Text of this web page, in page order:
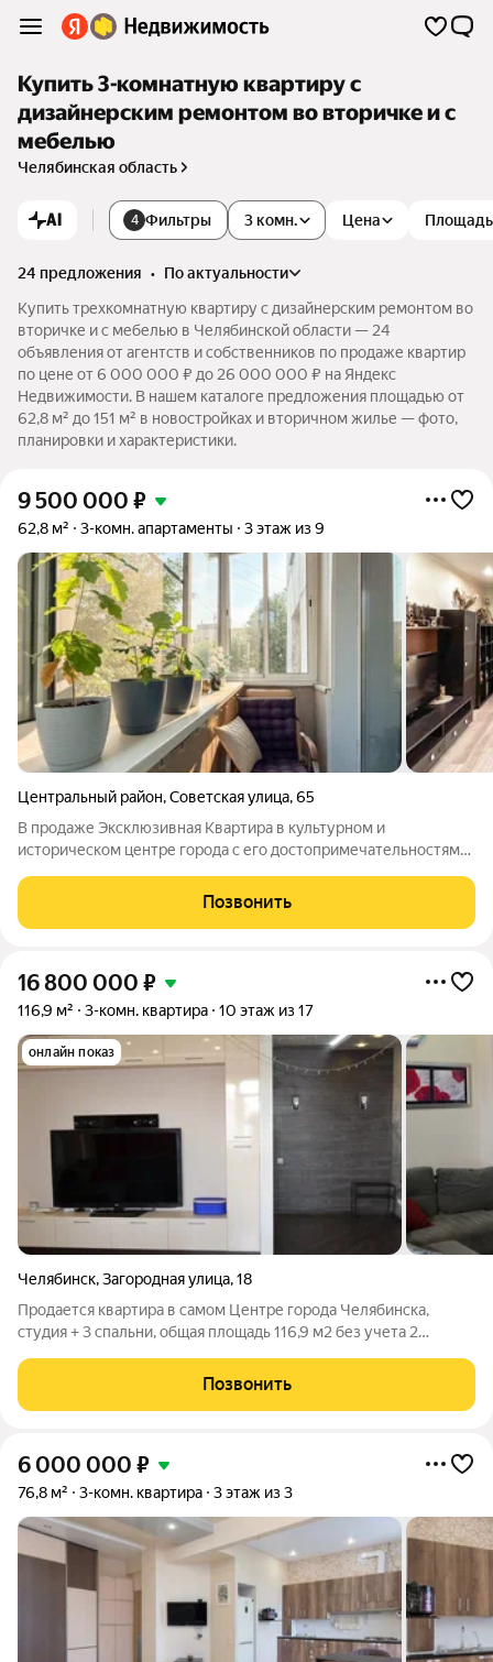
Купить 3-комнатную квартиру с
дизайнерским ремонтом во вторичке и с
мебелью
Челябинская область
AI 4 Фильтры 3 комн. Цена Площадь
24 предложения •
по актуальности
Купить трехкомнатную квартиру с дизайнерским ремонтом во
вторичке и с мебелью в Челябинской области — 24
объявления от агентств и собственников по продаже квартир
по цене от 6 000 000 ₽ до 26 000 000 ₽ на Яндекс
Недвижимости. В нашем каталоге предложения площадью от
62,8 м² до 151 м² в новостройках и вторичном жилье — фото,
планировки и характеристики.
9 500 000 ₽
62,8 м² 3-комн. апартаменты 3 этаж из 9
Центральный район,Советская улица,65
В продаже Эксклюзивная Квартира в культурном и
историческом центре города с его достопримечательностями
пары с ребенком, кто мечтает жить в центр событий, экономя
время на ремонт и обустройство
Позвонить
16 800 000 ₽
116,9 м² 3-комн. квартира 10 этаж из 17
онлайн показ
Челябинск,Загородная улица,18
Продается квартира в самом Центре города Челябинска,
студия + 3 спальни, общая площадь 116,9 м2 без учета 2
м2, 2 спальня 15,6, и 3 спальня 15,5 м2, дом монолитно
кирпичный, этаж 10/17, окна
Позвонить
6 000 000 ₽
76,8 м² 3-комн. квартира 3 этаж из 3